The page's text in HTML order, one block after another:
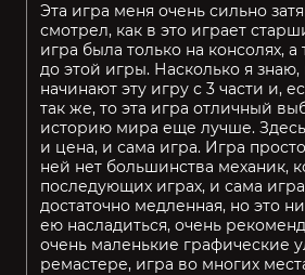
Эта игра меня очень сильно
смотрел, как в это играет
игра была только на консолях,
до этой игры. Насколько я знаю,
начинают эту игру с 3 части и,
так же, то эта игра отличный
историю мира еще лучше.
и цена, и сама игра. Игра
ней нет большинства механик,
последующих играх, и сама
достаточно медленная, но это
ею насладиться, очень
очень маленькие графические
ремастере, игра во многих